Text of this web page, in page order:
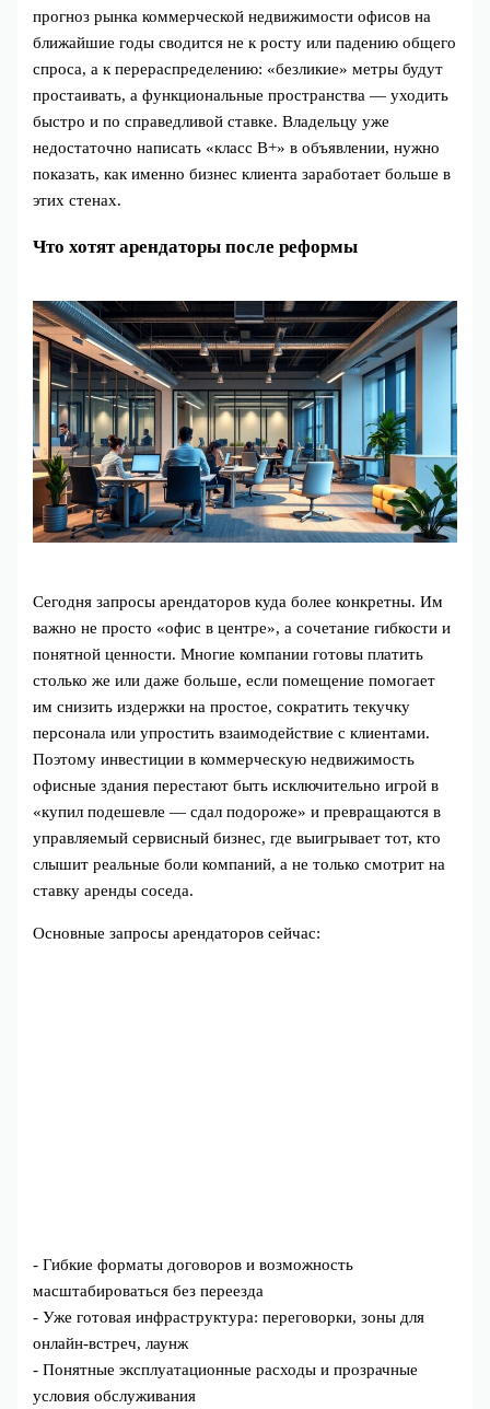
прогноз рынка коммерческой недвижимости офисов на
ближайшие годы сводится не к росту или падению общего
спроса, а к перераспределению: «безликие» метры будут
простаивать, а функциональные пространства — уходить
быстро и по справедливой ставке. Владельцу уже
недостаточно написать «класс B+» в объявлении, нужно
показать, как именно бизнес клиента заработает больше в
этих стенах.
Что хотят арендаторы после реформы
Сегодня запросы арендаторов куда более конкретны. Им
важно не просто «офис в центре», а сочетание гибкости и
понятной ценности. Многие компании готовы платить
столько же или даже больше, если помещение помогает
им снизить издержки на простое, сократить текучку
персонала или упростить взаимодействие с клиентами.
Поэтому инвестиции в коммерческую недвижимость
офисные здания перестают быть исключительно игрой в
«купил подешевле — сдал подороже» и превращаются в
управляемый сервисный бизнес, где выигрывает тот, кто
слышит реальные боли компаний, а не только смотрит на
ставку аренды соседа.
Основные запросы арендаторов сейчас:
- Гибкие форматы договоров и возможность
масштабироваться без переезда
- Уже готовая инфраструктура: переговорки, зоны для
онлайн-встреч, лаунж
- Понятные эксплуатационные расходы и прозрачные
условия обслуживания